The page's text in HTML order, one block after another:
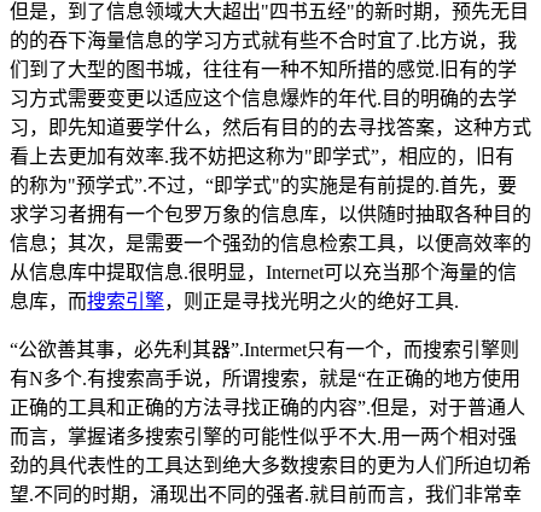
但是，到了信息领域大大超出"四书五经"的新时期，预先无目
的的吞下海量信息的学习方式就有些不合时宜了.比方说，我
们到了大型的图书城，往往有一种不知所措的感觉.旧有的学
习方式需要变更以适应这个信息爆炸的年代.目的明确的去学
习，即先知道要学什么，然后有目的的去寻找答案，这种方式
看上去更加有效率.我不妨把这称为"即学式”，相应的，旧有
的称为"预学式”.不过，“即学式"的实施是有前提的.首先，要
求学习者拥有一个包罗万象的信息库，以供随时抽取各种目的
信息；其次，是需要一个强劲的信息检索工具，以便高效率的
从信息库中提取信息.很明显，Internet可以充当那个海量的信
息库，而搜索引擎，则正是寻找光明之火的绝好工具.
“公欲善其事，必先利其器”.Intermet只有一个，而搜索引擎则
有N多个.有搜索高手说，所谓搜索，就是“在正确的地方使用
正确的工具和正确的方法寻找正确的内容”.但是，对于普通人
而言，掌握诸多搜索引擎的可能性似乎不大.用一两个相对强
劲的具代表性的工具达到绝大多数搜索目的更为人们所迫切希
望.不同的时期，涌现出不同的强者.就目前而言，我们非常幸